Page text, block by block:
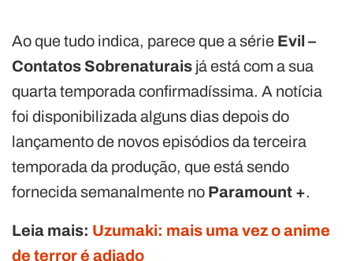
Ao que tudo indica, parece que a série Evil –
Contatos Sobrenaturais já está com a sua
quarta temporada confirmadíssima. A notícia
foi disponibilizada alguns dias depois do
lançamento de novos episódios da terceira
temporada da produção, que está sendo
fornecida semanalmente no Paramount +.
Leia mais: Uzumaki: mais uma vez o anime
de terror é adiado